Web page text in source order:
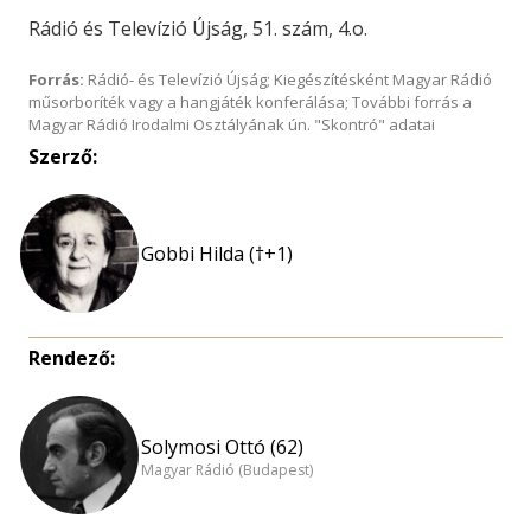
Rádió és Televízió Újság, 51. szám, 4.o.
Forrás: Rádió- és Televízió Újság; Kiegészítésként Magyar Rádió
műsorboríték vagy a hangjáték konferálása; További forrás a
Magyar Rádió Irodalmi Osztályának ún. "Skontró" adatai
Szerző:
Gobbi Hilda (†+1)
Rendező:
Solymosi Ottó (62)
Magyar Rádió (Budapest)